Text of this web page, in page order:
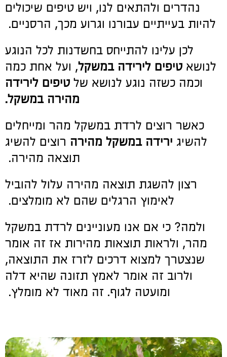
נהדרים ולהתאים לנו, ויש טיפים שיכולים
להיות בעייתיים עבורנו וגרוע מכך, הרסניים.
לכן עלינו להתייחס בחשדנות לכל הנוגע
לנושא טיפים לירידה במשקל, ועל אחת כמה
וכמה כשזה נוגע לנושא של טיפים לירידה
מהירה במשקל.
כאשר רוצים לרדת במשקל מהר ומייחלים
להשיג ירידה במשקל מהירה רוצים להשיג
תוצאה מהירה.
רצון להשגת תוצאה מהירה עלול להוביל
לאימוץ הרגלים שהם לא מומלצים.
ולמה? כי אם אנו מעוניינים לרדת במשקל
מהר, ולראות תוצאות מהירות אז זה אומר
שנצטרך למצוא דרכים לזרז את התוצאה,
ולרוב זה אומר לאמץ תזונה שהיא דלה
ומועטה לגוף. זה מאוד לא מומלץ.